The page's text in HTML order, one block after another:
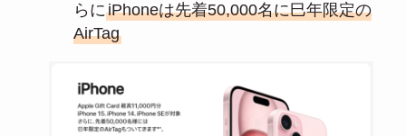
らにiPhoneは先着50,000名に巳年限定の
AirTag